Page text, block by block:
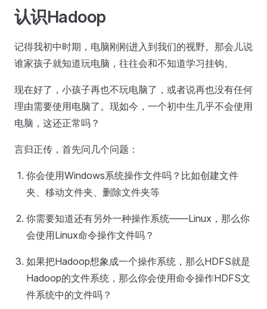
认识Hadoop
记得我初中时期，电脑刚刚进入到我们的视野。那会儿说
谁家孩子就知道玩电脑，往往会和不知道学习挂钩。
现在好了，小孩子再也不玩电脑了，或者说再也没有任何
理由需要使用电脑了。现如今，一个初中生几乎不会使用
电脑，这还正常吗？
言归正传，首先问几个问题：
你会使用Windows系统操作文件吗？比如创建文件
夹、移动文件夹、删除文件夹等
你需要知道还有另外一种操作系统——Linux，那么你
会使用Linux命令操作文件吗？
如果把Hadoop想象成一个操作系统，那么HDFS就是
Hadoop的文件系统，那么你会使用命令操作HDFS文
件系统中的文件吗？